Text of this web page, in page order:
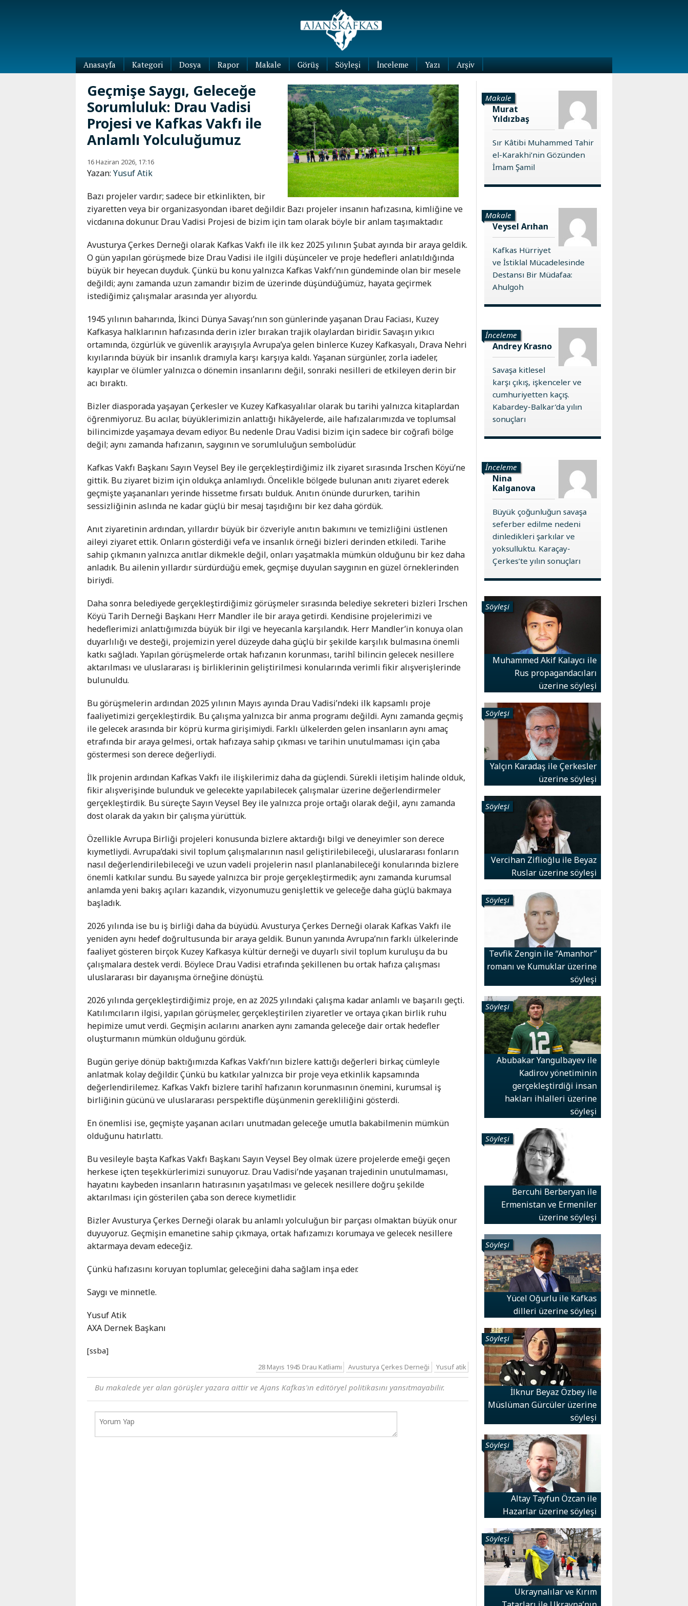
Anasayfa
Kategori
Dünya
Kafkasya
Abhazya
Adıgey
Çeçenya
Dağıstan
Güney
İnguşetya
Kabardey-
Balkar
Çerkes
Krasnodar
Kray
Kuzey
Osetya
Stavropol
Kray
Kafkas-
Ötesi
Azerbaycan
Ermenistan
Gürcistan
Dosya Rapor Makale Görüş Söyleşi İnceleme
Yazı
Yazıları
Blog
Yazıları
Arşiv
Geçmişe Saygı, Geleceğe
Sorumluluk: Drau Vadisi
Projesi ve Kafkas Vakfı ile
Anlamlı Yolculuğumuz
16 Haziran 2026, 17:16
Yazan:Yusuf Atik
Bazı projeler vardır; sadece bir etkinlikten, bir
ziyaretten veya bir organizasyondan ibaret değildir. Bazı projeler insanın hafızasına, kimliğine ve
vicdanına dokunur. Drau Vadisi Projesi de bizim için tam olarak böyle bir anlam taşımaktadır.
Avusturya Çerkes Derneği olarak Kafkas Vakfı ile ilk kez 2025 yılının Şubat ayında bir araya geldik.
O gün yapılan görüşmede bize Drau Vadisi ile ilgili düşünceler ve proje hedefleri anlatıldığında
büyük bir heyecan duyduk. Çünkü bu konu yalnızca Kafkas Vakfı’nın gündeminde olan bir mesele
değildi; aynı zamanda uzun zamandır bizim de üzerinde düşündüğümüz, hayata geçirmek
istediğimiz çalışmalar arasında yer alıyordu.
1945 yılının baharında, İkinci Dünya Savaşı’nın son günlerinde yaşanan Drau Faciası, Kuzey
Kafkasya halklarının hafızasında derin izler bırakan trajik olaylardan biridir. Savaşın yıkıcı
ortamında, özgürlük ve güvenlik arayışıyla Avrupa’ya gelen binlerce Kuzey Kafkasyalı, Drava Nehri
kıyılarında büyük bir insanlık dramıyla karşı karşıya kaldı. Yaşanan sürgünler, zorla iadeler,
kayıplar ve ölümler yalnızca o dönemin insanlarını değil, sonraki nesilleri de etkileyen derin bir
acı bıraktı.
Bizler diasporada yaşayan Çerkesler ve Kuzey Kafkasyalılar olarak bu tarihi yalnızca kitaplardan
öğrenmiyoruz. Bu acılar, büyüklerimizin anlattığı hikâyelerde, aile hafızalarımızda ve toplumsal
bilincimizde yaşamaya devam ediyor. Bu nedenle Drau Vadisi bizim için sadece bir coğrafi bölge
değil; aynı zamanda hafızanın, saygının ve sorumluluğun sembolüdür.
Kafkas Vakfı Başkanı Sayın Veysel Bey ile gerçekleştirdiğimiz ilk ziyaret sırasında Irschen Köyü’ne
gittik. Bu ziyaret bizim için oldukça anlamlıydı. Öncelikle bölgede bulunan anıtı ziyaret ederek
geçmişte yaşananları yerinde hissetme fırsatı bulduk. Anıtın önünde dururken, tarihin
sessizliğinin aslında ne kadar güçlü bir mesaj taşıdığını bir kez daha gördük.
Anıt ziyaretinin ardından, yıllardır büyük bir özveriyle anıtın bakımını ve temizliğini üstlenen
aileyi ziyaret ettik. Onların gösterdiği vefa ve insanlık örneği bizleri derinden etkiledi. Tarihe
sahip çıkmanın yalnızca anıtlar dikmekle değil, onları yaşatmakla mümkün olduğunu bir kez daha
anladık. Bu ailenin yıllardır sürdürdüğü emek, geçmişe duyulan saygının en güzel örneklerinden
biriydi.
Daha sonra belediyede gerçekleştirdiğimiz görüşmeler sırasında belediye sekreteri bizleri Irschen
Köyü Tarih Derneği Başkanı Herr Mandler ile bir araya getirdi. Kendisine projelerimizi ve
hedeflerimizi anlattığımızda büyük bir ilgi ve heyecanla karşılandık. Herr Mandler’in konuya olan
duyarlılığı ve desteği, projemizin yerel düzeyde daha güçlü bir şekilde karşılık bulmasına önemli
katkı sağladı. Yapılan görüşmelerde ortak hafızanın korunması, tarihî bilincin gelecek nesillere
aktarılması ve uluslararası iş birliklerinin geliştirilmesi konularında verimli fikir alışverişlerinde
bulunuldu.
Bu görüşmelerin ardından 2025 yılının Mayıs ayında Drau Vadisi’ndeki ilk kapsamlı proje
faaliyetimizi gerçekleştirdik. Bu çalışma yalnızca bir anma programı değildi. Aynı zamanda geçmiş
ile gelecek arasında bir köprü kurma girişimiydi. Farklı ülkelerden gelen insanların aynı amaç
etrafında bir araya gelmesi, ortak hafızaya sahip çıkması ve tarihin unutulmaması için çaba
göstermesi son derece değerliydi.
İlk projenin ardından Kafkas Vakfı ile ilişkilerimiz daha da güçlendi. Sürekli iletişim halinde olduk,
fikir alışverişinde bulunduk ve gelecekte yapılabilecek çalışmalar üzerine değerlendirmeler
gerçekleştirdik. Bu süreçte Sayın Veysel Bey ile yalnızca proje ortağı olarak değil, aynı zamanda
dost olarak da yakın bir çalışma yürüttük.
Özellikle Avrupa Birliği projeleri konusunda bizlere aktardığı bilgi ve deneyimler son derece
kıymetliydi. Avrupa’daki sivil toplum çalışmalarının nasıl geliştirilebileceği, uluslararası fonların
nasıl değerlendirilebileceği ve uzun vadeli projelerin nasıl planlanabileceği konularında bizlere
önemli katkılar sundu. Bu sayede yalnızca bir proje gerçekleştirmedik; aynı zamanda kurumsal
anlamda yeni bakış açıları kazandık, vizyonumuzu genişlettik ve geleceğe daha güçlü bakmaya
başladık.
2026 yılında ise bu iş birliği daha da büyüdü. Avusturya Çerkes Derneği olarak Kafkas Vakfı ile
yeniden aynı hedef doğrultusunda bir araya geldik. Bunun yanında Avrupa’nın farklı ülkelerinde
faaliyet gösteren birçok Kuzey Kafkasya kültür derneği ve duyarlı sivil toplum kuruluşu da bu
çalışmalara destek verdi. Böylece Drau Vadisi etrafında şekillenen bu ortak hafıza çalışması
uluslararası bir dayanışma örneğine dönüştü.
2026 yılında gerçekleştirdiğimiz proje, en az 2025 yılındaki çalışma kadar anlamlı ve başarılı geçti.
Katılımcıların ilgisi, yapılan görüşmeler, gerçekleştirilen ziyaretler ve ortaya çıkan birlik ruhu
hepimize umut verdi. Geçmişin acılarını anarken aynı zamanda geleceğe dair ortak hedefler
oluşturmanın mümkün olduğunu gördük.
Bugün geriye dönüp baktığımızda Kafkas Vakfı’nın bizlere kattığı değerleri birkaç cümleyle
anlatmak kolay değildir. Çünkü bu katkılar yalnızca bir proje veya etkinlik kapsamında
değerlendirilemez. Kafkas Vakfı bizlere tarihî hafızanın korunmasının önemini, kurumsal iş
birliğinin gücünü ve uluslararası perspektifle düşünmenin gerekliliğini gösterdi.
En önemlisi ise, geçmişte yaşanan acıları unutmadan geleceğe umutla bakabilmenin mümkün
olduğunu hatırlattı.
Bu vesileyle başta Kafkas Vakfı Başkanı Sayın Veysel Bey olmak üzere projelerde emeği geçen
herkese içten teşekkürlerimizi sunuyoruz. Drau Vadisi’nde yaşanan trajedinin unutulmaması,
hayatını kaybeden insanların hatırasının yaşatılması ve gelecek nesillere doğru şekilde
aktarılması için gösterilen çaba son derece kıymetlidir.
Bizler Avusturya Çerkes Derneği olarak bu anlamlı yolculuğun bir parçası olmaktan büyük onur
duyuyoruz. Geçmişin emanetine sahip çıkmaya, ortak hafızamızı korumaya ve gelecek nesillere
aktarmaya devam edeceğiz.
Çünkü hafızasını koruyan toplumlar, geleceğini daha sağlam inşa eder.
Saygı ve minnetle.
Yusuf Atik
AXA Dernek Başkanı
[ssba]
28 Mayıs 1945 Drau Katliamı Avusturya Çerkes Derneği Yusuf atik
Bu makalede yer alan görüşler yazara aittir ve Ajans Kafkas'ın editöryel politikasını yansıtmayabilir.
Makale
Murat
Yıldızbaş
Sır Kâtibi Muhammed Tahir
el-Karakhi’nin Gözünden
İmam Şamil
Makale
Veysel Arıhan
Kafkas Hürriyet
ve İstiklal Mücadelesinde
Destansı Bir Müdafaa:
Ahulgoh
İnceleme
Andrey Krasno
Savaşa kitlesel
karşı çıkış, işkenceler ve
cumhuriyetten kaçış.
Kabardey-Balkar’da yılın
sonuçları
İnceleme
Nina
Kalganova
Büyük çoğunluğun savaşa
seferber edilme nedeni
dinledikleri şarkılar ve
yoksulluktu. Karaçay-
Çerkes’te yılın sonuçları
Söyleşi
Muhammed Akif Kalaycı ile
Rus propagandacıları
üzerine söyleşi
Söyleşi
Yalçın Karadaş ile Çerkesler
üzerine söyleşi
Söyleşi
Vercihan Ziflioğlu ile Beyaz
Ruslar üzerine söyleşi
Söyleşi
Tevfik Zengin ile “Amanhor”
romanı ve Kumuklar üzerine
söyleşi
Söyleşi
Abubakar Yangulbayev ile
Kadirov yönetiminin
gerçekleştirdiği insan
hakları ihlalleri üzerine
söyleşi
Söyleşi
Bercuhi Berberyan ile
Ermenistan ve Ermeniler
üzerine söyleşi
Söyleşi
Yücel Oğurlu ile Kafkas
dilleri üzerine söyleşi
Söyleşi
İlknur Beyaz Özbey ile
Müslüman Gürcüler üzerine
söyleşi
Söyleşi
Altay Tayfun Özcan ile
Hazarlar üzerine söyleşi
Söyleşi
Ukraynalılar ve Kırım